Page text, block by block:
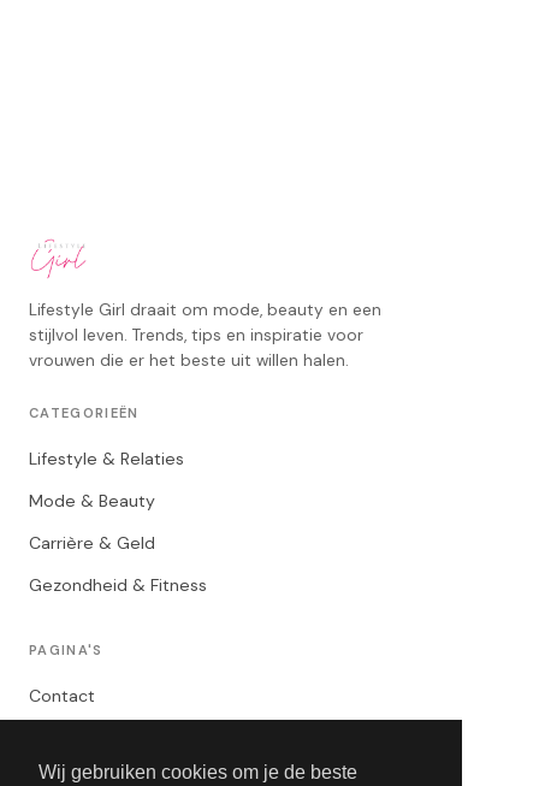
Wij gebruiken cookies om je de beste
Lifestyle Girl draait om mode, beauty en een
stijlvol leven. Trends, tips en inspiratie voor
vrouwen die er het beste uit willen halen.
CATEGORIEËN
Lifestyle & Relaties
Mode & Beauty
Carrière & Geld
Gezondheid & Fitness
PAGINA'S
Contact
Algemene Voorwaarden